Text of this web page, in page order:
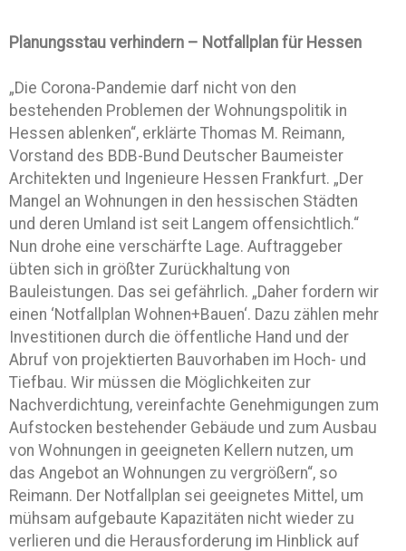
Planungsstau verhindern – Notfallplan für Hessen
„Die Corona-Pandemie darf nicht von den
bestehenden Problemen der Wohnungspolitik in
Hessen ablenken“, erklärte Thomas M. Reimann,
Vorstand des BDB-Bund Deutscher Baumeister
Architekten und Ingenieure Hessen Frankfurt. „Der
Mangel an Wohnungen in den hessischen Städten
und deren Umland ist seit Langem offensichtlich.“
Nun drohe eine verschärfte Lage. Auftraggeber
übten sich in größter Zurückhaltung von
Bauleistungen. Das sei gefährlich. „Daher fordern wir
einen ‘Notfallplan Wohnen+Bauen‘. Dazu zählen mehr
Investitionen durch die öffentliche Hand und der
Abruf von projektierten Bauvorhaben im Hoch- und
Tiefbau. Wir müssen die Möglichkeiten zur
Nachverdichtung, vereinfachte Genehmigungen zum
Aufstocken bestehender Gebäude und zum Ausbau
von Wohnungen in geeigneten Kellern nutzen, um
das Angebot an Wohnungen zu vergrößern“, so
Reimann. Der Notfallplan sei geeignetes Mittel, um
mühsam aufgebaute Kapazitäten nicht wieder zu
verlieren und die Herausforderung im Hinblick auf